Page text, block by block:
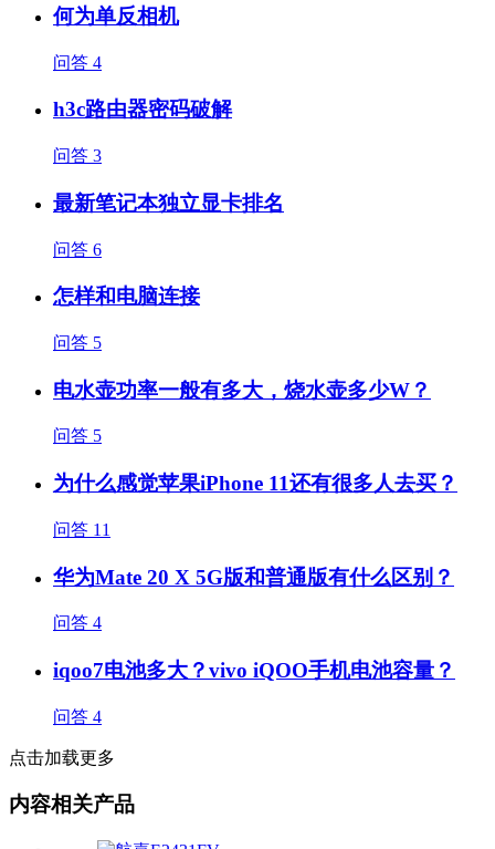
何为单反相机
问答 4
h3c路由器密码破解
问答 3
最新笔记本独立显卡排名
问答 6
怎样和电脑连接
问答 5
电水壶功率一般有多大，烧水壶多少W？
问答 5
为什么感觉苹果iPhone 11还有很多人去买？
问答 11
华为Mate 20 X 5G版和普通版有什么区别？
问答 4
iqoo7电池多大？vivo iQOO手机电池容量？
问答 4
点击加载更多
内容相关产品